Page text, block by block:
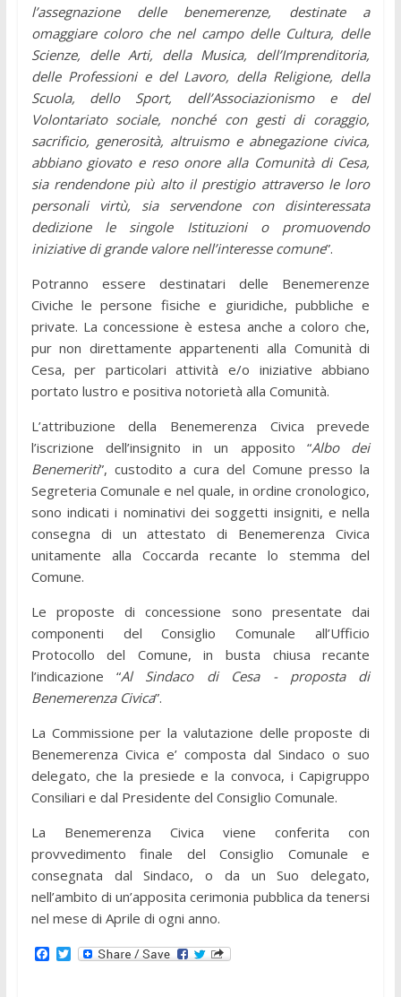
l’assegnazione delle benemerenze, destinate a
omaggiare coloro che nel campo delle Cultura, delle
Scienze, delle Arti, della Musica, dell’Imprenditoria,
delle Professioni e del Lavoro, della Religione, della
Scuola, dello Sport, dell’Associazionismo e del
Volontariato sociale, nonché con gesti di coraggio,
sacrificio, generosità, altruismo e abnegazione civica,
abbiano giovato e reso onore alla Comunità di Cesa,
sia rendendone più alto il prestigio attraverso le loro
personali virtù, sia servendone con disinteressata
dedizione le singole Istituzioni o promuovendo
iniziative di grande valore nell’interesse comune”.
Potranno essere destinatari delle Benemerenze
Civiche le persone fisiche e giuridiche, pubbliche e
private. La concessione è estesa anche a coloro che,
pur non direttamente appartenenti alla Comunità di
Cesa, per particolari attività e/o iniziative abbiano
portato lustro e positiva notorietà alla Comunità.
L’attribuzione della Benemerenza Civica prevede
l’iscrizione dell’insignito in un apposito “Albo dei
Benemeriti”, custodito a cura del Comune presso la
Segreteria Comunale e nel quale, in ordine cronologico,
sono indicati i nominativi dei soggetti insigniti, e nella
consegna di un attestato di Benemerenza Civica
unitamente alla Coccarda recante lo stemma del
Comune.
Le proposte di concessione sono presentate dai
componenti del Consiglio Comunale all’Ufficio
Protocollo del Comune, in busta chiusa recante
l’indicazione “Al Sindaco di Cesa - proposta di
Benemerenza Civica”.
La Commissione per la valutazione delle proposte di
Benemerenza Civica e’ composta dal Sindaco o suo
delegato, che la presiede e la convoca, i Capigruppo
Consiliari e dal Presidente del Consiglio Comunale.
La Benemerenza Civica viene conferita con
provvedimento finale del Consiglio Comunale e
consegnata dal Sindaco, o da un Suo delegato,
nell’ambito di un’apposita cerimonia pubblica da tenersi
nel mese di Aprile di ogni anno.
F T